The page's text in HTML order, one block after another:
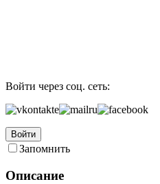
Войти через соц. сеть:
Войти
Запомнить
Описание